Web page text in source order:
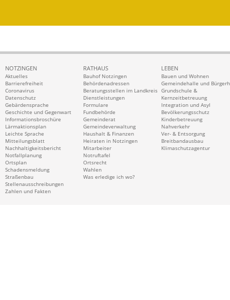
NOTZINGEN
Aktuelles
Barrierefreiheit
Coronavirus
Datenschutz
Gebärdensprache
Geschichte und Gegenwart
Informationsbroschüre
Lärmaktionsplan
Leichte Sprache
Mitteilungsblatt
Nachhaltigkeitsbericht
Notfallplanung
Ortsplan
Schadensmeldung
Straßenbau
Stellenausschreibungen
Zahlen und Fakten
RATHAUS
Bauhof Notzingen
Behördenadressen
Beratungsstellen im Landkreis
Dienstleistungen
Formulare
Fundbehörde
Gemeinderat
Gemeindeverwaltung
Haushalt & Finanzen
Heiraten in Notzingen
Mitarbeiter
Notruftafel
Ortsrecht
Wahlen
Was erledige ich wo?
LEBEN
Bauen und Wohnen
Gemeindehalle und
Grundschule &
Kernzeitbetreuung
Integration und Asyl
Bevölkerungsschutz
Kinderbetreuung
Nahverkehr
Ver- & Entsorgung
Breitbandausbau
Klimaschutzagentur